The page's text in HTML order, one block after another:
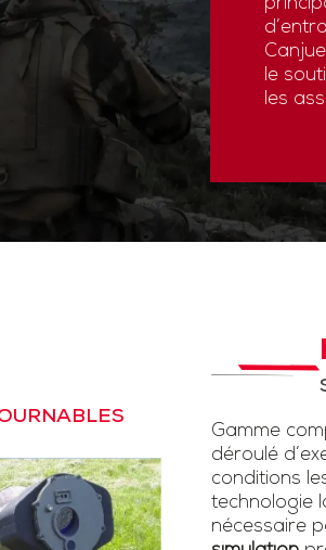
le
les
Gamme
déroulé
conditions
technologie
nécessaire